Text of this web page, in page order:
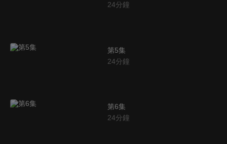
24分鐘
第5集
24分鐘
第6集
24分鐘